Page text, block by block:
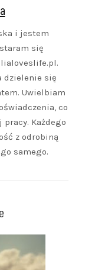
i jestem
się
dzielenie się
Uwielbiam
co
Każdego
z odrobiną
samego.